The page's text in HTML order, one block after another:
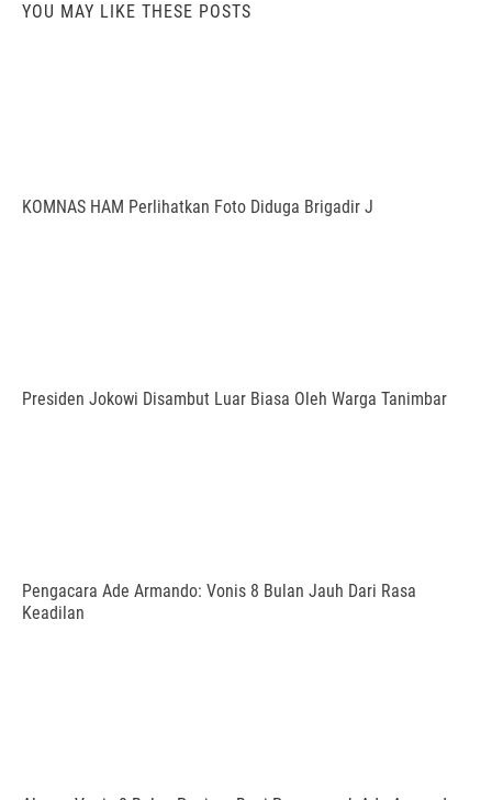
YOU MAY LIKE THESE POSTS
KOMNAS HAM Perlihatkan Foto Diduga Brigadir J
Presiden Jokowi Disambut Luar Biasa Oleh Warga Tanimbar
Pengacara Ade Armando: Vonis 8 Bulan Jauh Dari Rasa
Keadilan